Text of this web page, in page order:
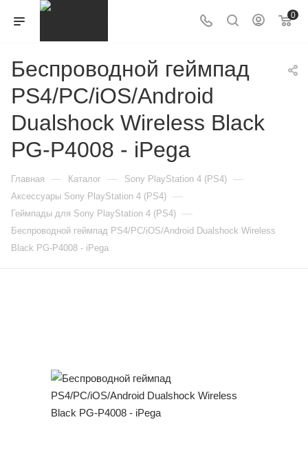
0
Беспроводной геймпад
PS4/PC/iOS/Android
Dualshock Wireless Black
PG-P4008 - iPega
Главная — Каталог — Sony PlayStation 4 (PS4) —
Аксессуары Sony PlayStation 4 (PS4) —
Геймпады для Sony PlayStation 4 (PS4) —
Беспроводной геймпад PS4/PC/iOS/Android Dualshock Wireless
Black PG-P4008 - iPega